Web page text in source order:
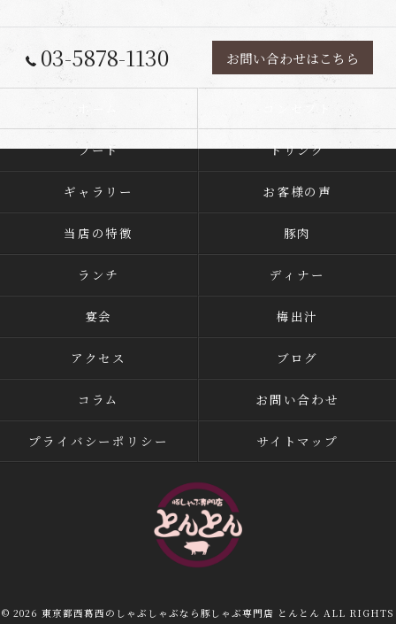
03-5878-1130 お問い合わせはこちら
コンセプト
フード ドリンク
ギャラリー お客様の声
当店の特徴 豚肉
ランチ ディナー
宴会 梅出汁
アクセス ブログ
コラム お問い合わせ
プライバシーポリシー サイトマップ
© 2026 東京都西葛西のしゃぶしゃぶなら豚しゃぶ専門店 とんとん ALL RIGHTS